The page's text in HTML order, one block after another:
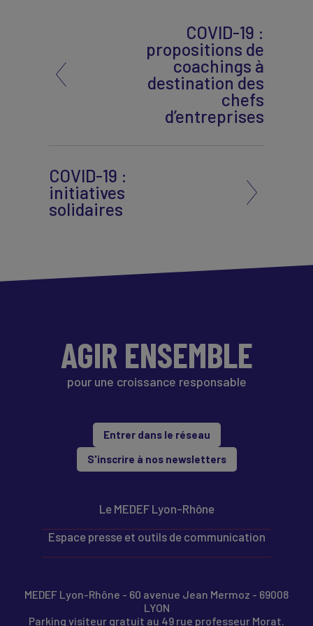
COVID-19 :
propositions de
coachings à
destination des
chefs
d’entreprises
COVID-19 :
initiatives
solidaires
AGIR ENSEMBLE
pour une croissance responsable
Entrer dans le réseau
S'inscrire à nos newsletters
Le MEDEF Lyon-Rhône
Espace presse et outils de communication
MEDEF Lyon-Rhône - 60 avenue Jean Mermoz - 69008
LYON
Parking visiteur gratuit au 49 rue professeur Morat.